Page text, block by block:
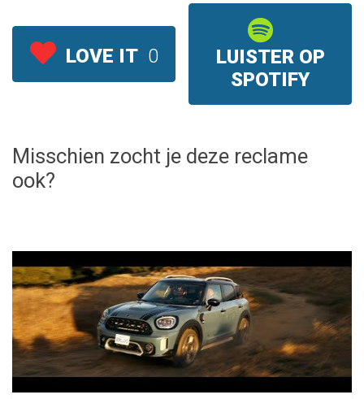
LOVE IT 0
LUISTER OP
SPOTIFY
Misschien zocht je deze reclame
ook?